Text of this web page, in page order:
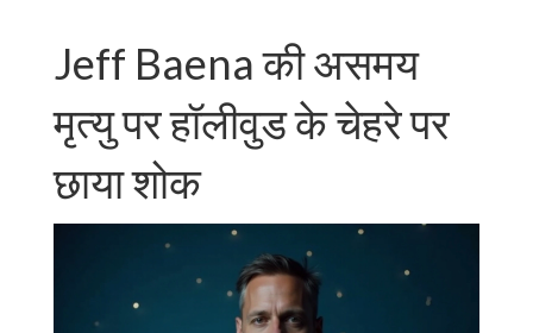
Jeff Baena की असमय
मृत्यु पर हॉलीवुड के चेहरे पर
छाया शोक